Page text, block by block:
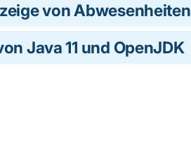
von Abwesenheiten
Java 11 und OpenJDK